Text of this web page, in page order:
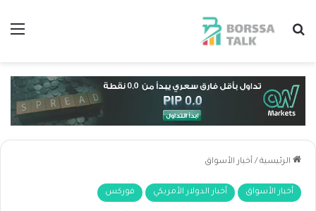
بحث عن
الرئيسية / أخبار الأسواق
أخبار الأسواق أخبار الدولار الأمريكي فوركس